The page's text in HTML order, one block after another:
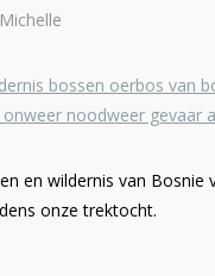
en wildernis van
onze trektocht.